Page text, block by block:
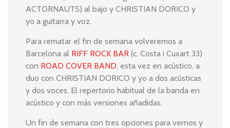
ACTORNAUTS) al bajo y CHRISTIAN DORICO y
yo a guitarra y voz.
Para rematar el fin de semana volveremos a
Barcelona al RIFF ROCK BAR (c. Costa i Cuxart 33)
con ROAD COVER BAND, esta vez en acústico, a
duo con CHRISTIAN DORICO y yo a dos acústicas
y dos voces. El repertorio habitual de la banda en
acústico y con más versiones añadidas.
Un fin de semana con tres opciones para vernos y